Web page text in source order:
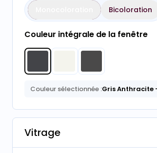
Bicoloration
Couleur intégrale de la fenêtre
Couleur sélectionnée :Gris Anthracite
Vitrage